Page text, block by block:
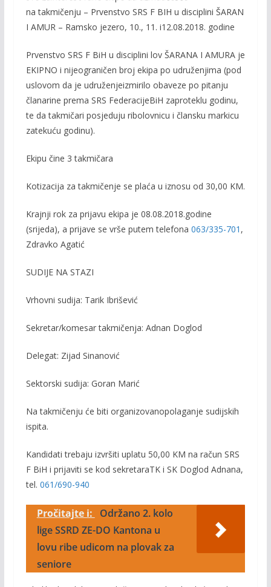
natakmičenju – Prvenstvo SRS F BIH u disciplini ŠARAN
I AMUR – Ramsko jezero, 10., 11. i12.08.2018. godine
Prvenstvo SRS F BiH u disciplini lovŠARANA I AMURA je
EKIPNO i nijeograničen broj ekipa po udruženjima (pod
uslovom da je udruženjeizmirilo obaveze po pitanju
članarine prema SRS FederacijeBiH zaproteklu godinu,
te da takmičari posjeduju ribolovnicu i člansku markicu
zatekuću godinu).
Ekipu čine 3takmičara
Kotizacija za takmičenje se plaća u iznosu od 30,00 KM.
Krajnji rok za prijavu ekipa je 08.08.2018.godine
(srijeda), a prijave se vrše putem telefona 063/335-701 ,
Zdravko Agatić
SUDIJE NA STAZI
Vrhovni sudija: Tarik Ibrišević
Sekretar/komesar takmičenja: Adnan Doglod
Delegat: Zijad Sinanović
Sektorski sudija: Goran Marić
Natakmičenju će biti organizovanopolaganje sudijskih
ispita.
Kandidati trebaju izvršiti uplatu 50,00 KM na račun SRS
F BiH i prijaviti se kod sekretaraTK i SK Doglod Adnana,
tel. 061/690-940
Pročitajte i:
Održano 2. kolo
lige SSRD ZE-DO Kantona u
lovu ribe udicom na plovak za
seniore